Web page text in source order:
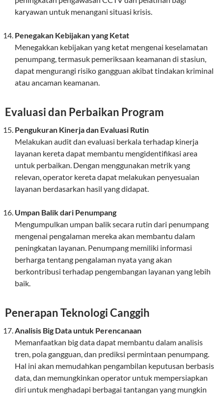
karyawan untuk menangani situasi krisis.
Penegakan Kebijakan yang Ketat
Menegakkan kebijakan yang ketat mengenai keselamatan
penumpang, termasuk pemeriksaan keamanan di stasiun,
dapat mengurangi risiko gangguan akibat tindakan kriminal
atau ancaman keamanan.
Evaluasi dan Perbaikan Program
Pengukuran Kinerja dan Evaluasi Rutin
Melakukan audit dan evaluasi berkala terhadap kinerja
layanan kereta dapat membantu mengidentifikasi area
untuk perbaikan. Dengan menggunakan metrik yang
relevan, operator kereta dapat melakukan penyesuaian
layanan berdasarkan hasil yang didapat.
Umpan Balik dari Penumpang
Mengumpulkan umpan balik secara rutin dari penumpang
mengenai pengalaman mereka akan membantu dalam
peningkatan layanan. Penumpang memiliki informasi
berharga tentang pengalaman nyata yang akan
berkontribusi terhadap pengembangan layanan yang lebih
baik.
Penerapan Teknologi Canggih
Analisis Big Data untuk Perencanaan
Memanfaatkan big data dapat membantu dalam analisis
tren, pola gangguan, dan prediksi permintaan penumpang.
Hal ini akan memudahkan pengambilan keputusan berbasis
data, dan memungkinkan operator untuk mempersiapkan
diri untuk menghadapi berbagai tantangan yang mungkin